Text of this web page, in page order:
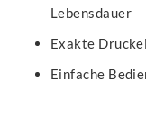
Lebensdauer
Exakte
Einfache